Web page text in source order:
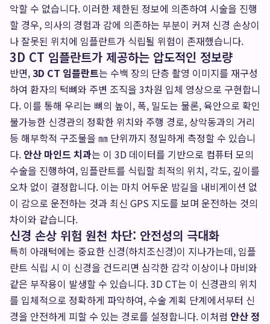
악할 수 없습니다. 이러한 제한된 정보에 의존하여 시술을 진행
할 경우, 의사의 경험과 감에 의존하는 부분이 커져 신경 손상이
나 잘못된 위치에 임플란트가 식립될 위험이 존재했습니다.
3D CT 임플란트가 제공하는 압도적인 정보량
반면,3D CT 임플란트는 수백 장의 단층 촬영 이미지를 재구성
하여 환자의 턱뼈와 주변 조직을 3차원 입체 영상으로 구현합니
다. 이를 통해 우리는 뼈의 높이, 폭, 밀도는 물론, 육안으로 확인
불가능한 신경관의 정확한 위치와 주행 경로, 상악동과의 거리
등 해부학적 구조물을 ㎜ 단위까지 정밀하게 측정할 수 있습니
다. 안산 마인드 치과는 이 3D 데이터를 기반으로 컴퓨터 모의
수술을 진행하여, 임플란트를 식립할 최적의 위치, 각도, 깊이를
오차 없이 결정합니다. 이는 마치 어두운 밤길을 내비게이션 없
이 감으로 운전하는 것과 최신 GPS 지도를 보며 운전하는 것의
차이와 같습니다.
신경 손상 위험 원천 차단: 안전성의 극대화
특히 아래턱에는 중요한 신경(하치조신경)이 지나가는데, 임플
란트 식립 시 이 신경을 건드리면 심각한 감각 이상이나 마비와
같은 부작용이 발생할 수 있습니다. 3D CT는 이 신경관의 위치
를 입체적으로 정확하게 파악하여, 수술 계획 단계에서부터 신
경을 안전하게 피할 수 있는 경로를 설정합니다. 이처럼 안산 정